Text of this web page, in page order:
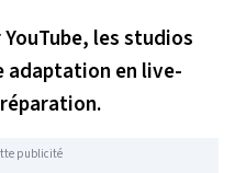
les studios
adaptation en live-
publicité